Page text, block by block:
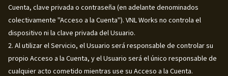
Cuenta, clave privada o contraseña (en adelante denominados
colectivamente "Acceso a la Cuenta"). VNL Works no controla el
dispositivo ni la clave privada del Usuario.
2. Al utilizar el Servicio, el Usuario será responsable de controlar su
propio Acceso a la Cuenta, y el Usuario será el único responsable de
cualquier acto cometido mientras use su Acceso a la Cuenta.